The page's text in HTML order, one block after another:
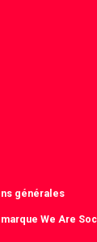
générales
We Are